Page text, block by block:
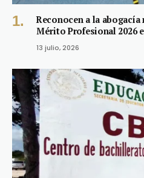
Reconocen a la abogacía
Mérito Profesional 2026
13 julio, 2026